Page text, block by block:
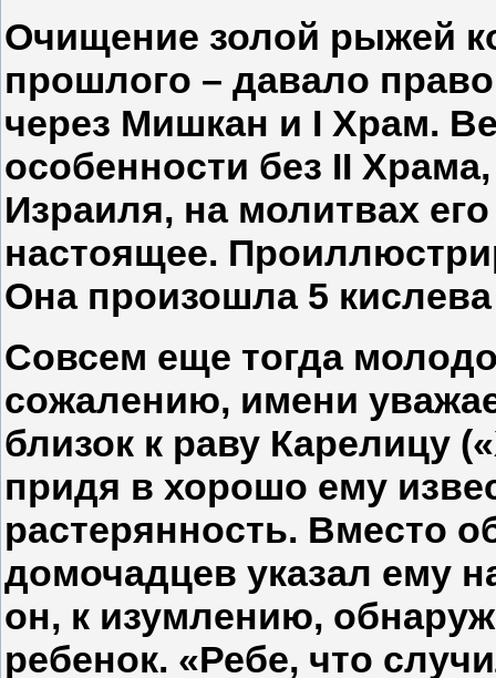
Очищение золой рыжей
прошлого – давало
через Мишкан и І Храм.
особенности без ІІ
Израиля, на молитвах
настоящее.
Она произошла 5 кислева
Совсем еще тогда
сожалению, имени
близок к раву Карелицу
придя в хорошо ему
растерянность. Вместо
домочадцев указал ему
он, к изумлению,
ребенок. «Ребе, что